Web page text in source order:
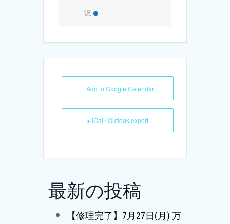
況
+ Add to Google Calendar
+ iCal / Outlook export
最新の投稿
【修理完了】7月27日(月) 万